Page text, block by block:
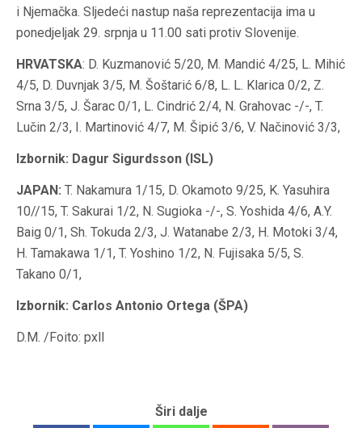
i Njemačka. Sljedeći nastup naša reprezentacija ima u
ponedjeljak 29. srpnja u 11.00 sati protiv Slovenije.
HRVATSKA: D. Kuzmanović 5/20, M. Mandić 4/25, L. Mihić
4/5, D. Duvnjak 3/5, M. Šoštarić 6/8, L. L. Klarica 0/2, Z.
Srna 3/5, J. Šarac 0/1, L. Cindrić 2/4, N. Grahovac -/-, T.
Lučin 2/3, I. Martinović 4/7, M. Šipić 3/6, V. Načinović 3/3,
Izbornik: Dagur Sigurdsson (ISL)
JAPAN: T. Nakamura 1/15, D. Okamoto 9/25, K. Yasuhira
10//15, T. Sakurai 1/2, N. Sugioka -/-, S. Yoshida 4/6, A.Y.
Baig 0/1, Sh. Tokuda 2/3, J. Watanabe 2/3, H. Motoki 3/4,
H. Tamakawa 1/1, T. Yoshino 1/2, N. Fujisaka 5/5, S.
Takano 0/1,
Izbornik: Carlos Antonio Ortega (ŠPA)
D.M. /Foito: pxll
Širi dalje